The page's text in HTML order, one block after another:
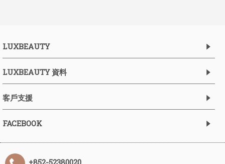
LUXBEAUTY
LUXBEAUTY 資料
客戶支援
FACEBOOK
+852-52380020